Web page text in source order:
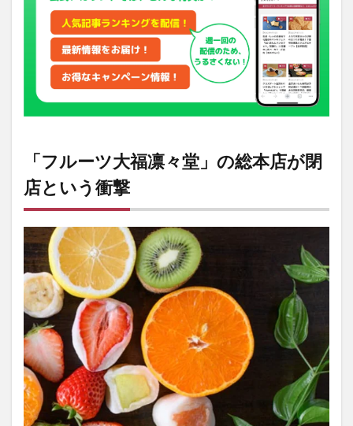
店と
衝撃
ルー
ツ大
福
の閉
報
「フルーツ大福凛々堂」の総本店が閉
店という衝撃